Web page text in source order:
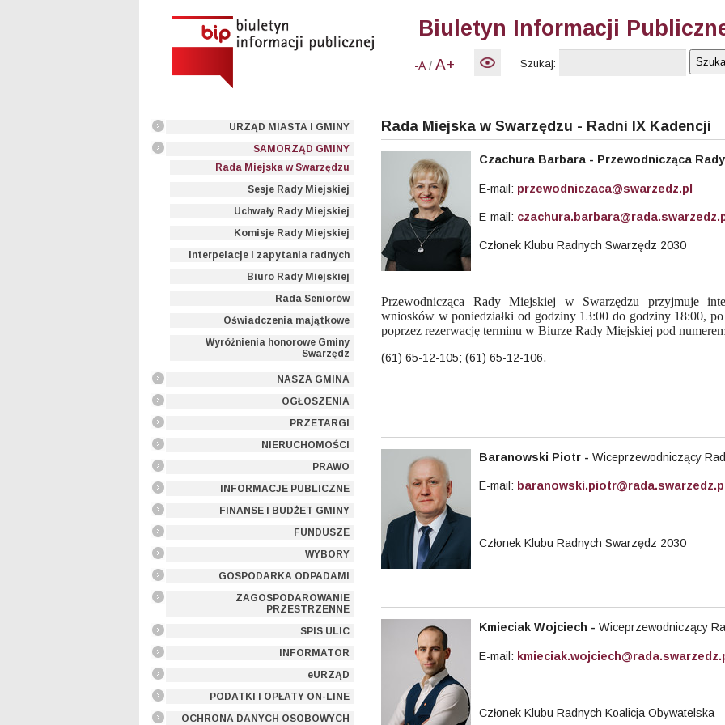
Biuletyn Informacji
-A / A+ Szukaj:
URZĄD MIASTA I GMINY
SAMORZĄD GMINY
Rada Miejska w Swarzędzu
Sesje Rady Miejskiej
Uchwały Rady Miejskiej
Komisje Rady Miejskiej
Interpelacje i zapytania radnych
Biuro Rady Miejskiej
Rada Seniorów
Oświadczenia majątkowe
Wyróżnienia honorowe Gminy
Swarzędz
NASZA GMINA
OGŁOSZENIA
PRZETARGI
NIERUCHOMOŚCI
PRAWO
INFORMACJE PUBLICZNE
FINANSE I BUDŻET GMINY
FUNDUSZE
WYBORY
GOSPODARKA ODPADAMI
ZAGOSPODAROWANIE
PRZESTRZENNE
SPIS ULIC
INFORMATOR
eURZĄD
PODATKI I OPŁATY ON-LINE
OCHRONA DANYCH OSOBOWYCH
Rada Miejska w Swarzędzu - Radni IX Kadencji
Czachura Barbara - Przewodnicząca
E-mail: przewodniczaca@swarzedz.pl
E-mail:
Członek Klubu Radnych Swarzędz 2030
Przewodnicząca Rady Miejskiej w Swarzędzu przyjmuje
wniosków w poniedziałki od godziny 13:00 do godziny 18:00,
poprzez rezerwację terminu w Biurze Rady Miejskiej pod
(61) 65-12-105; (61) 65-12-106.
Baranowski Piotr - Wiceprzewodniczący
E-mail:
Członek Klubu Radnych Swarzędz 2030
Kmieciak Wojciech - Wiceprzewodniczący
E-mail:
Członek Klubu Radnych Koalicja Obywatelska